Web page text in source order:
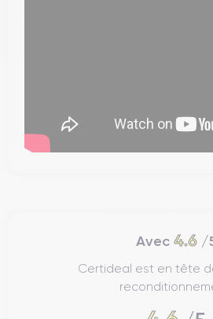
Avec 4.6/
Certideal est en tête